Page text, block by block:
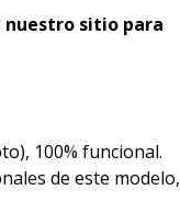
nuestro sitio para
100% funcional.
de este modelo,